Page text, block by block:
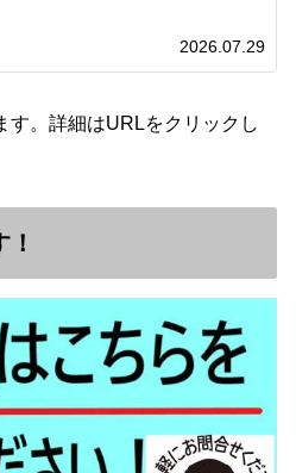
2026.07.29
す。詳細はURLをクリックし